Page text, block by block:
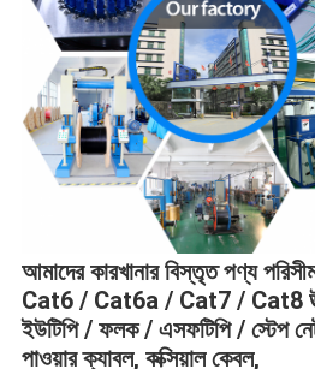
আমাদের কারখানার বিস্তৃত পণ্য
Cat6 / Cat6a / Cat7 / Cat8
ইউটিপি / ফলক / এসফটিপি / স্টেপ
পাওয়ার ক্যাবল, কক্সিয়াল কেবল,